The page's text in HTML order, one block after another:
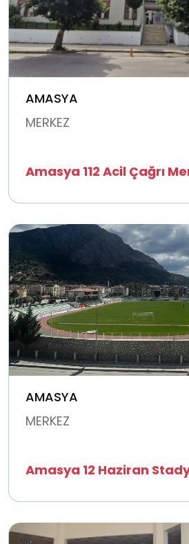
AMASYA
MERKEZ
Amasya 112 Acil Çağrı
AMASYA
MERKEZ
Amasya 12 Haziran